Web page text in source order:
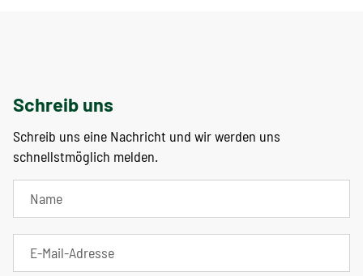
Schreib uns
Schreib uns eine Nachricht und wir werden uns
schnellstmöglich melden.